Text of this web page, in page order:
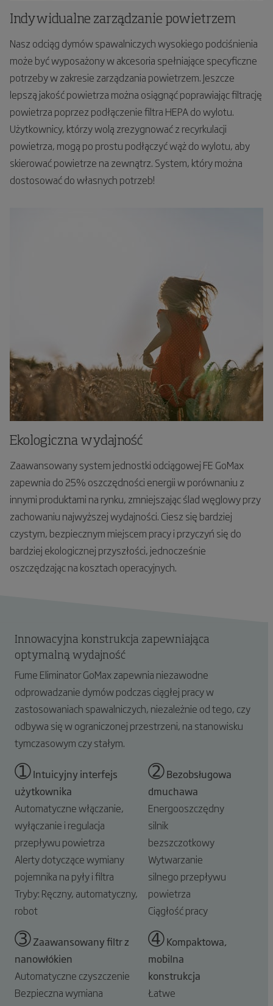
Indywidualne zarządzanie powietrzem
Nasz odciąg dymów spawalniczych wysokiego podciśnienia
może być wyposażony w akcesoria spełniające specyficzne
potrzeby w zakresie zarządzania powietrzem. Jeszcze
lepszą jakość powietrza można osiągnąć poprawiając filtrację
powietrza poprzez podłączenie filtra HEPA do wylotu.
Użytkownicy, którzy wolą zrezygnować z recyrkulacji
powietrza, mogą po prostu podłączyć wąż do wylotu, aby
skierować powietrze na zewnątrz. System, który można
dostosować do własnych potrzeb!
Ekologiczna wydajność
Zaawansowany system jednostki odciągowej FE GoMax
zapewnia do 25% oszczędności energii w porównaniu z
innymi produktami na rynku, zmniejszając ślad węglowy przy
zachowaniu najwyższej wydajności. Ciesz się bardziej
czystym, bezpiecznym miejscem pracy i przyczyń się do
bardziej ekologicznej przyszłości, jednocześnie
oszczędzając na kosztach operacyjnych.
Innowacyjna konstrukcja zapewniająca
optymalną wydajność
Fume Eliminator GoMax zapewnia niezawodne
odprowadzanie dymów podczas ciągłej pracy w
zastosowaniach spawalniczych, niezależnie od tego, czy
odbywa się w ograniczonej przestrzeni, na stanowisku
tymczasowym czy stałym.
➀Intuicyjny interfejs
użytkownika
Automatyczne włączanie,
wyłączanie i regulacja
przepływu powietrza
Alerty dotyczące wymiany
pojemnika na pyły i filtra
Tryby: Ręczny, automatyczny,
robot
➂Zaawansowany filtr z
nanowłókien
Automatyczne czyszczenie
Bezpieczna wymiana
➁Bezobsługowa
dmuchawa
Energooszczędny
silnik
bezszczotkowy
Wytwarzanie
silnego przepływu
powietrza
Ciągłość pracy
➃Kompaktowa,
mobilna
konstrukcja
Łatwe